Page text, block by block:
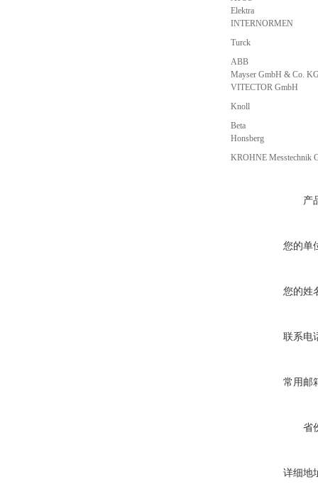
Elektra
INTERNORMEN
Turck
ABB
Mayser GmbH & Co.
VITECTOR GmbH
Knoll
Beta
Honsberg
KROHNE Messtechnik
产
您的单
您的姓
联系电
常用邮
省
详细地